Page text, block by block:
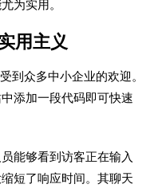
为实用。
用主义
到众多中小企业的欢迎。
添加一段代码即可快速
能够看到访客正在输入
短了响应时间。其聊天